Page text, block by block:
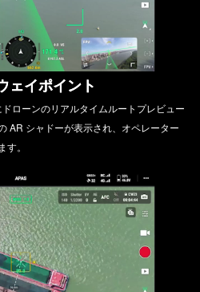
ェイポイント
ローンのリアルタイムルートプレビュー
AR シャドーが表示され、オペレーター
。